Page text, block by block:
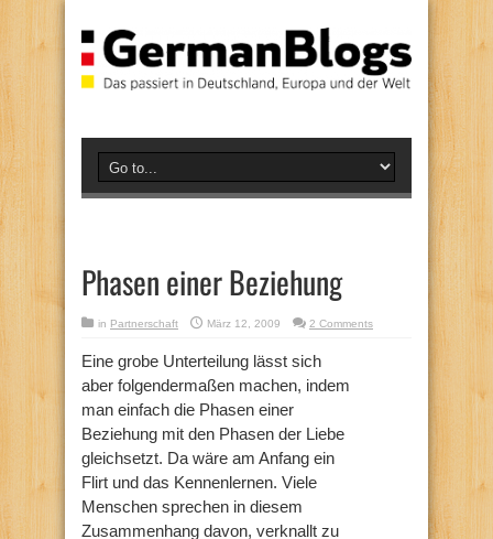
Phasen einer Beziehung
in Partnerschaft März 12, 2009 2 Comments
Eine grobe Unterteilung lässt sich
aber folgendermaßen machen, indem
man einfach die Phasen einer
Beziehung mit den Phasen der Liebe
gleichsetzt. Da wäre am Anfang ein
Flirt und das Kennenlernen. Viele
Menschen sprechen in diesem
Zusammenhang davon, verknallt zu